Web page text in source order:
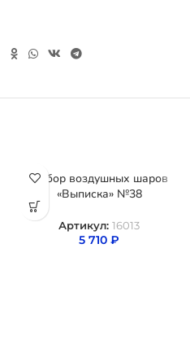
Набор воздушных шаров
«Выписка» №38
Артикул: 16013
5 710 ₽